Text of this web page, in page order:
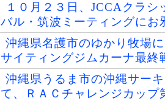
１０月２３日、JCCAクラ
バル・筑波ミーティングにお
沖縄県名護市のゆかり牧場
サイティングジムカーナ最終
沖縄県うるま市の沖縄サー
て、ＲＡＣチャレンジカップ